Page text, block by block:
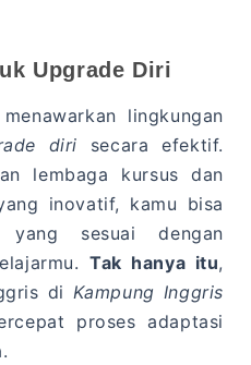
Upgrade Diri
menawarkan lingkungan
diri secara efektif.
lembaga kursus dan
inovatif, kamu bisa
yang sesuai dengan
Tak hanya itu,
di Kampung Inggris
proses adaptasi